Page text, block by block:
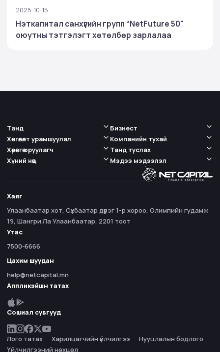
2025-10-15
Нэткапитал санхүүгийн групп “NetFuture 50"
оюутны тэтгэлэгт хөтөлбөр зарлалаа
Танд
Хөнгөлөлт урамшуулал
Бизнест
Компанийн тухай
Хөрөнгө оруулагч
Хүний нөөц
Танд туслах
Мэдээ мэдээлэл
Хаяг
Улаанбаатар хот, Сүхбаатар дүүрэг 1-р хороо, Олимпийн гудамж
19, Шангри Ла Улаанбаатар, 2201 тоот
Утас
7500-6666
Цахим шуудан
help@netcapital.mn
Аппликэйшн татах
Сошиал сувгууд
Лого татах Харилцагчийн үйлчилгээ
Нууцлалын бодлого
Үйлчилгээний нөхцөл